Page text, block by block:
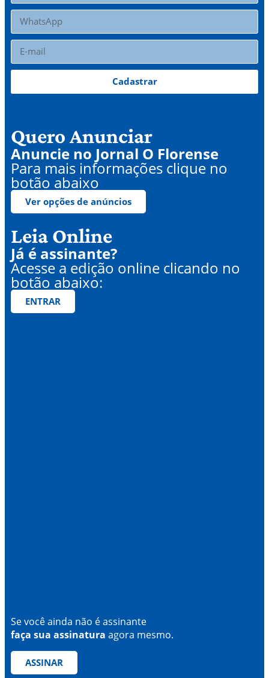
Cadastrar
Quero Anunciar
Anuncie no Jornal O Florense
Para mais informações clique no
botão abaixo
Ver opções de anúncios
Leia Online
Já é assinante?
Acesse a edição online clicando no
botão abaixo:
ENTRAR
Se você ainda não é assinante
faça sua assinatura agora mesmo.
ASSINAR